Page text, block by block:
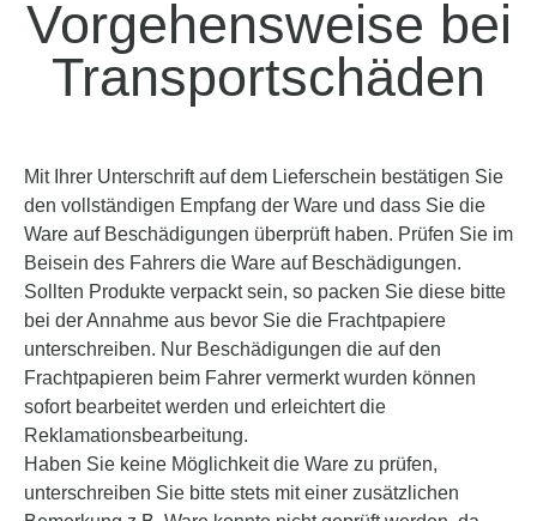
Vorgehensweise bei
Transportschäden
Mit Ihrer Unterschrift auf dem Lieferschein bestätigen Sie
den vollständigen Empfang der Ware und dass Sie die
Ware auf Beschädigungen überprüft haben. Prüfen Sie im
Beisein des Fahrers die Ware auf Beschädigungen.
Sollten Produkte verpackt sein, so packen Sie diese bitte
bei der Annahme aus bevor Sie die Frachtpapiere
unterschreiben. Nur Beschädigungen die auf den
Frachtpapieren beim Fahrer vermerkt wurden können
sofort bearbeitet werden und erleichtert die
Reklamationsbearbeitung.
Haben Sie keine Möglichkeit die Ware zu prüfen,
unterschreiben Sie bitte stets mit einer zusätzlichen